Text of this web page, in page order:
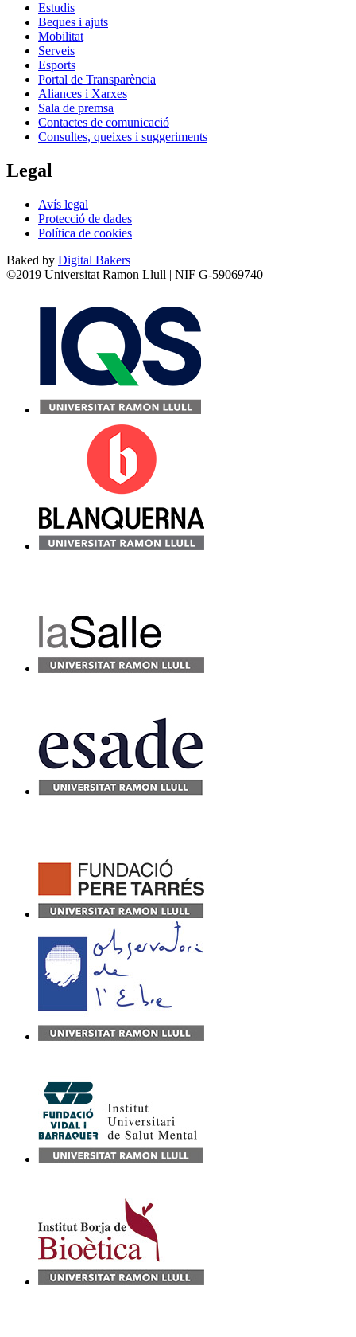
Estudis
Beques i ajuts
Mobilitat
Serveis
Esports
Portal de Transparència
Aliances i Xarxes
Sala de premsa
Contactes de comunicació
Consultes, queixes i suggeriments
Legal
Avís legal
Protecció de dades
Política de cookies
Baked by Digital Bakers
©2019 Universitat Ramon Llull | NIF G-59069740